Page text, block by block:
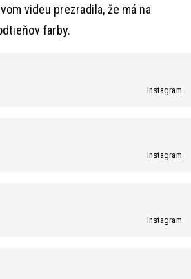
videu prezradila, že má na
farby.
Instagram
Instagram
Instagram